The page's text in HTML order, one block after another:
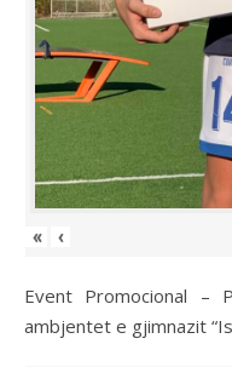
« ‹
Event Promocional –
ambjentet e gjimnazit